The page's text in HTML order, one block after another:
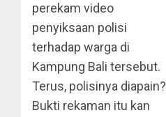
perekam video
penyiksaan polisi
terhadap warga di
Kampung Bali tersebut.
Terus, polisinya diapain?
Bukti rekaman itu kan